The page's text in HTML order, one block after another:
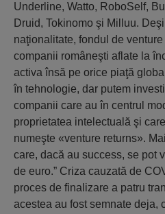
Underline, Watto, RoboSelf,
Druid, Tokinomo şi Milluu.
naţionalitate, fondul de
companii româneşti aflate la
activa însă pe orice piaţă
în tehnologie, dar putem
companii care au în centrul
proprietatea intelectuală şi
numeşte «venture returns».
care, dacă au success, se pot
de euro.” Criza cauzată de
proces de finalizare a patru
acestea au fost semnate deja,